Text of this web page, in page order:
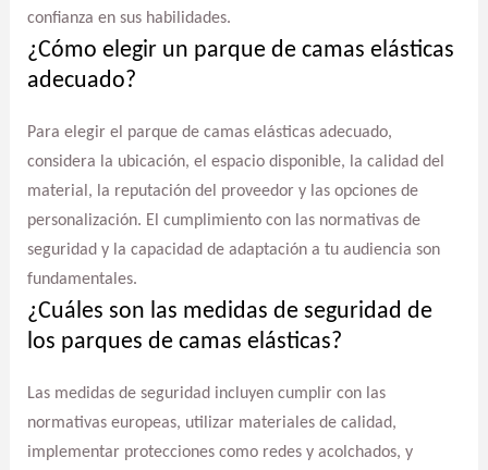
confianza en sus habilidades.
¿Cómo elegir un parque de camas elásticas
adecuado?
Para elegir el parque de camas elásticas adecuado,
considera la ubicación, el espacio disponible, la calidad del
material, la reputación del proveedor y las opciones de
personalización. El cumplimiento con las normativas de
seguridad y la capacidad de adaptación a tu audiencia son
fundamentales.
¿Cuáles son las medidas de seguridad de
los parques de camas elásticas?
Las medidas de seguridad incluyen cumplir con las
normativas europeas, utilizar materiales de calidad,
implementar protecciones como redes y acolchados, y